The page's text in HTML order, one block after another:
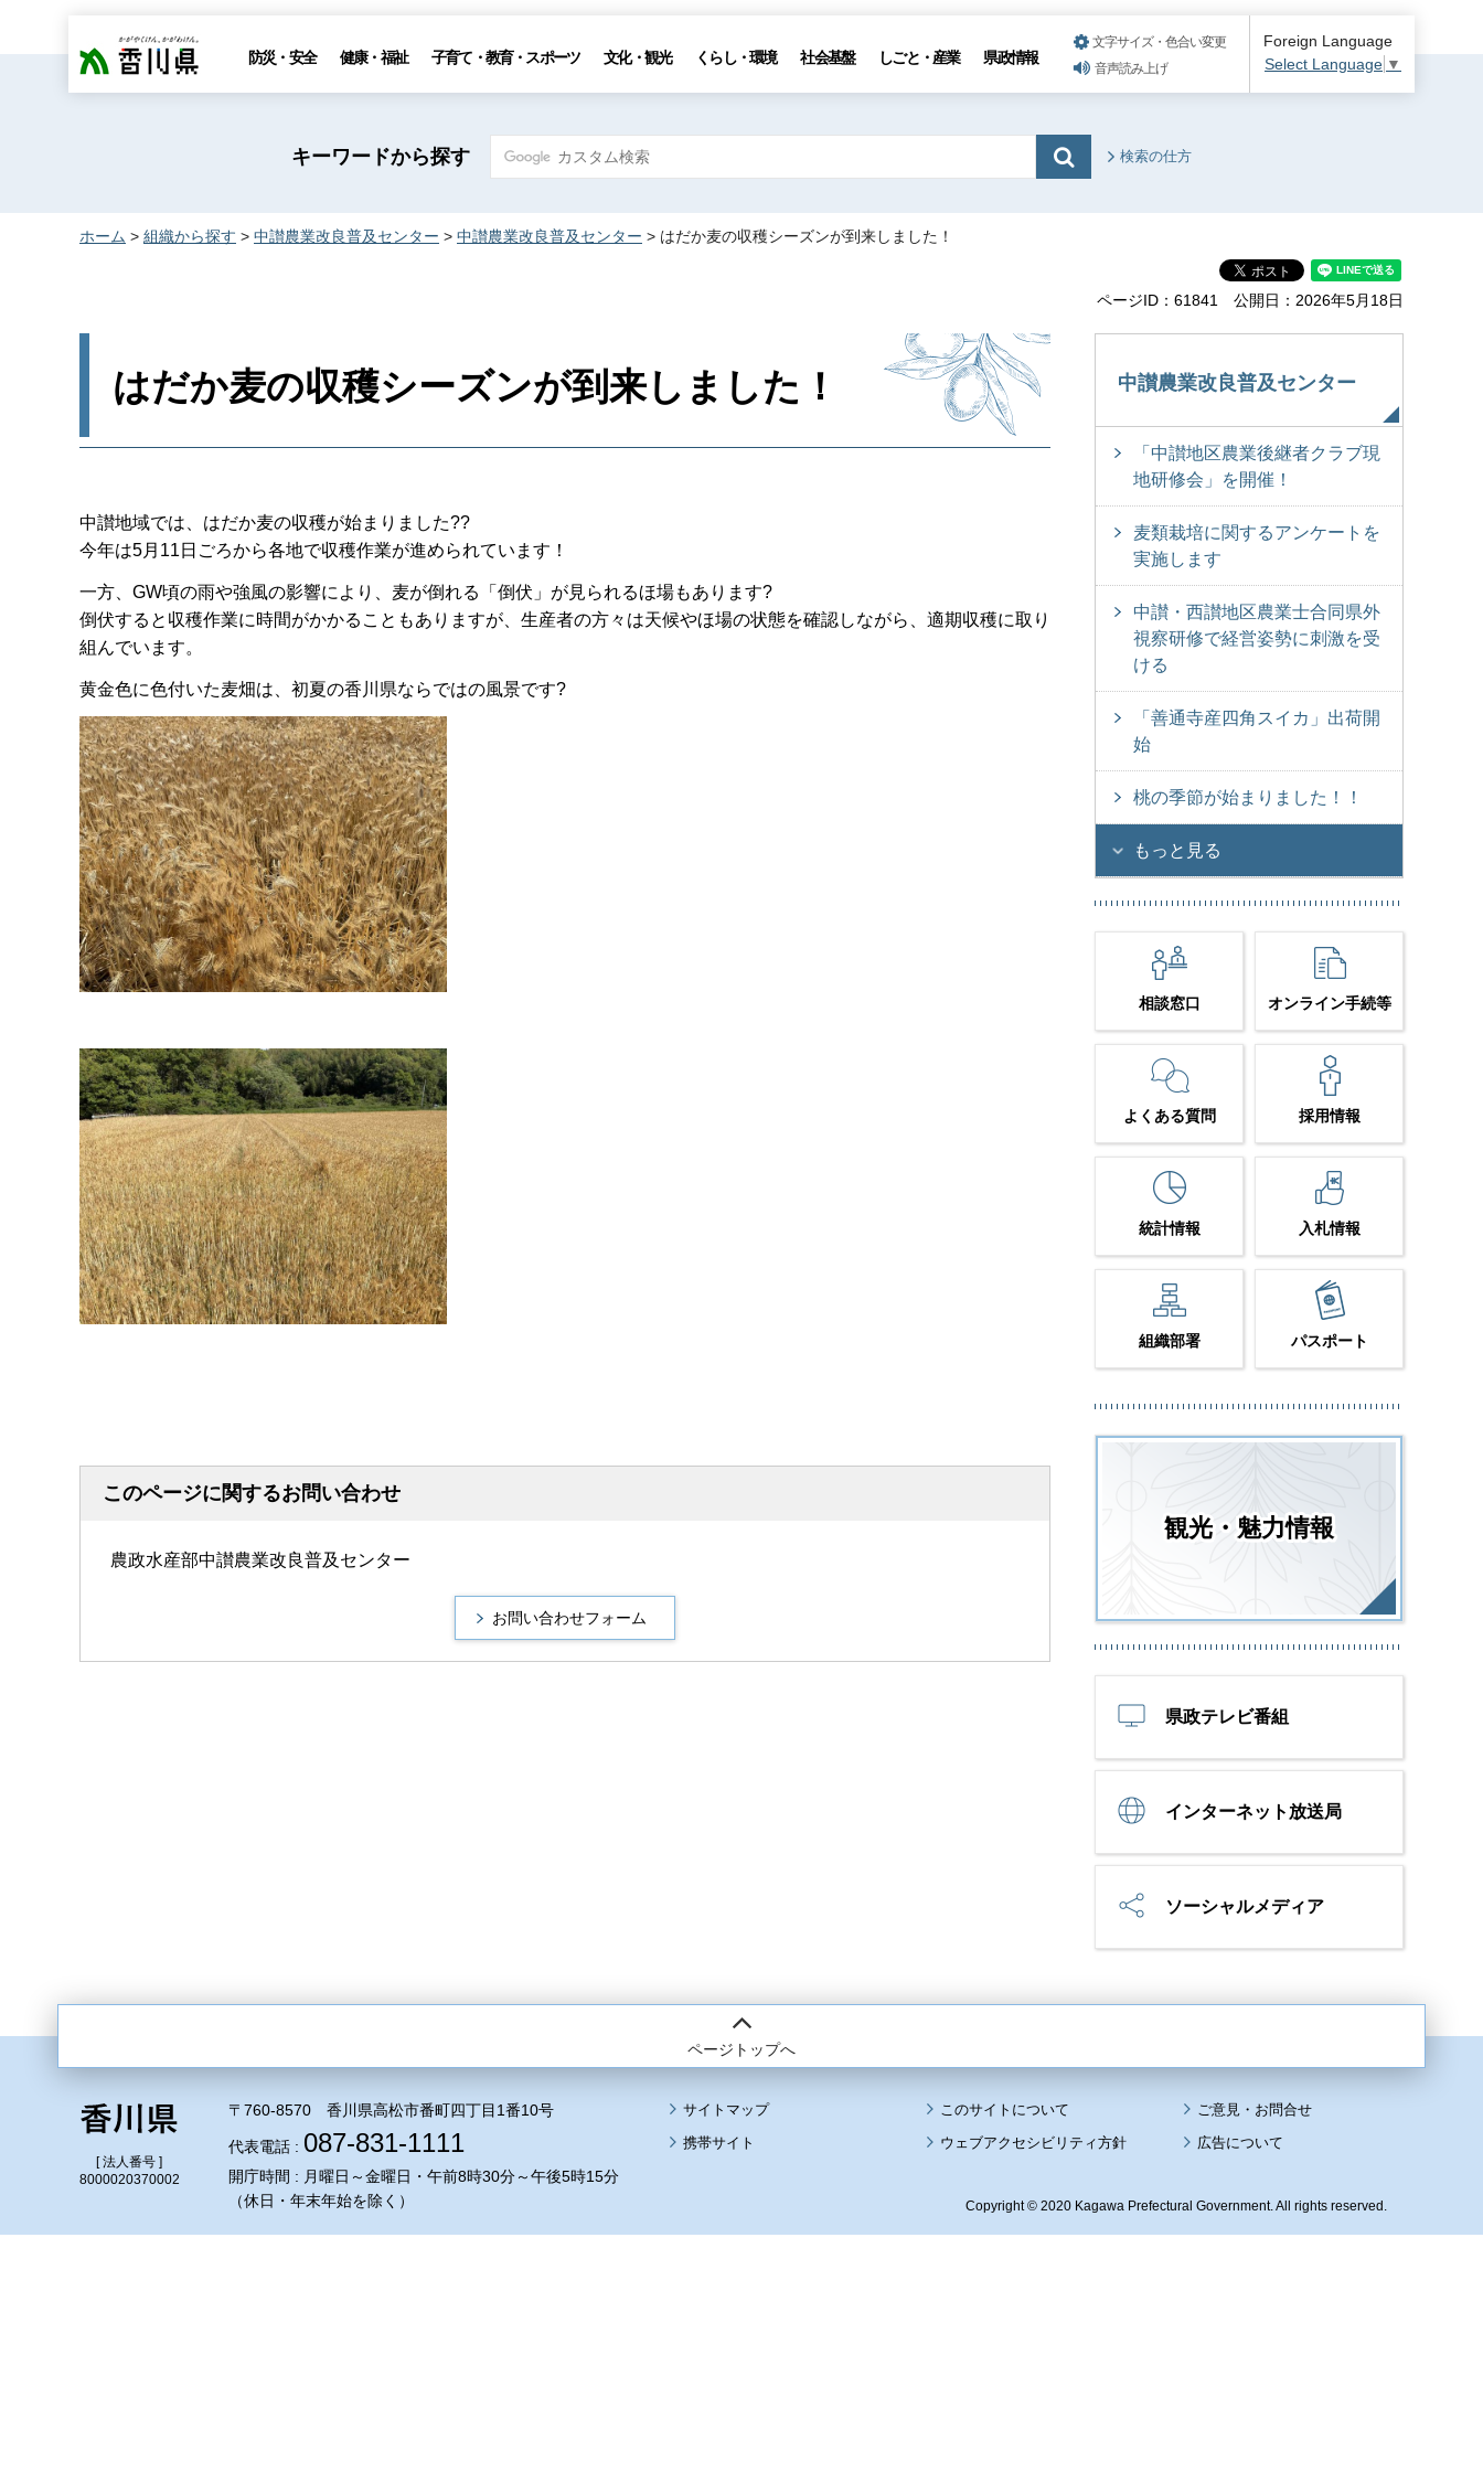
香川県 防災・安全 健康・福祉 子育て・教育・スポーツ 文化・観光 くらし・環境 社会基盤 しごと・産業 県政情報
文字サイズ・色合い変更
音声読み上げ
Foreign Language
Select Language ▼
キーワードから探す 検索の仕方
ホーム > 組織から探す > 中讃農業改良普及センター > 中讃農業改良普及センター > はだか麦の収穫シーズンが到来しました！
ページID：61841 公開日：2026年5月18日
はだか麦の収穫シーズンが到来しました！
中讃地域では、はだか麦の収穫が始まりました??
今年は5月11日ごろから各地で収穫作業が進められています！
一方、GW頃の雨や強風の影響により、麦が倒れる「倒伏」が見られるほ場もあります?
倒伏すると収穫作業に時間がかかることもありますが、生産者の方々は天候やほ場の状態を確認しながら、適期収穫に取り
組んでいます。
黄金色に色付いた麦畑は、初夏の香川県ならではの風景です?
このページに関するお問い合わせ
農政水産部中讃農業改良普及センター
中讃農業改良普及センター
「中讃地区農業後継者クラブ現
地研修会」を開催！
麦類栽培に関するアンケートを
実施します
中讃・西讃地区農業士合同県外
視察研修で経営姿勢に刺激を受
ける
「善通寺産四角スイカ」出荷開
始
桃の季節が始まりました！！
もっと見る
相談窓口 オンライン手続等
よくある質問 採用情報
統計情報 入札情報
組織部署 パスポート
観光・魅力情報
県政テレビ番組
インターネット放送局
ソーシャルメディア
ページトップへ
[ 法人番号 ]
8000020370002
〒760-8570 香川県高松市番町四丁目1番10号
代表電話 : 087-831-1111
開庁時間 : 月曜日～金曜日・午前8時30分～午後5時15分
（休日・年末年始を除く）
サイトマップ
このサイトについて
携帯サイト
ウェブアクセシビリティ方針 広告について
Copyright © 2020 Kagawa Prefectural Government. All rights reserved.